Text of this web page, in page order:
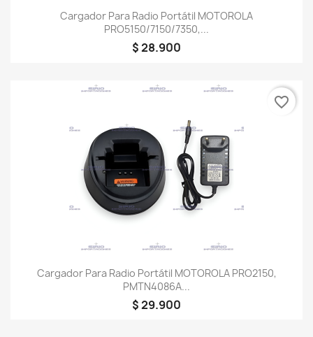
Cargador Para Radio Portátil MOTOROLA
PRO5150/7150/7350,...
$ 28.900
Cargador Para Radio Portátil MOTOROLA PRO2150,
PMTN4086A...
$ 29.900
favorite_border